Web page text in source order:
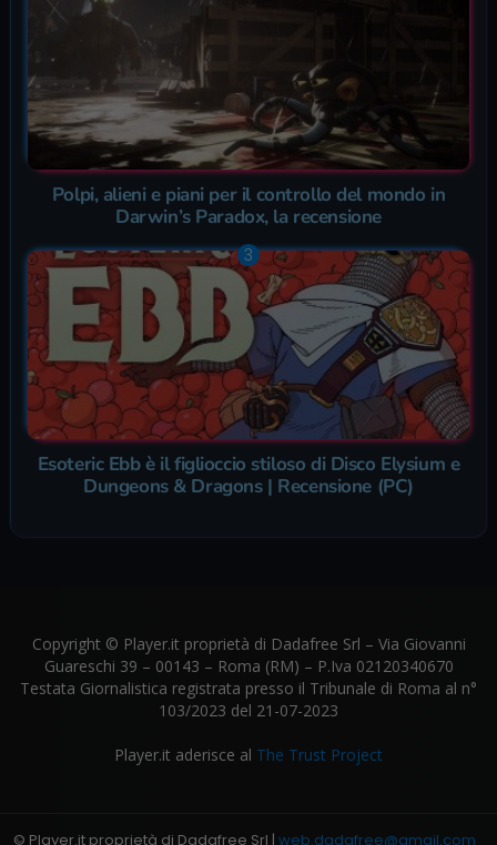
Polpi, alieni e piani per il controllo del mondo in
Darwin’s Paradox, la recensione
Esoteric Ebb è il figlioccio stiloso di Disco Elysium e
Dungeons & Dragons | Recensione (PC)
Copyright © Player.it proprietà di Dadafree Srl – Via Giovanni
Guareschi 39 – 00143 – Roma (RM) – P.Iva 02120340670
Testata Giornalistica registrata presso il Tribunale di Roma al n°
103/2023 del 21-07-2023
Player.it aderisce al The Trust Project
© Player.it proprietà di Dadafree Srl | web.dadafree@gmail.com